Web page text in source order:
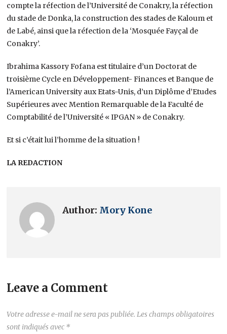
compte la réfection de l’Université de Conakry, la réfection
du stade de Donka, la construction des stades de Kaloum et
de Labé, ainsi que la réfection de la ‘Mosquée Fayçal de
Conakry’.
Ibrahima Kassory Fofana est titulaire d’un Doctorat de
troisième Cycle en Développement- Finances et Banque de
l’American University aux Etats-Unis, d’un Diplôme d’Etudes
Supérieures avec Mention Remarquable de la Faculté de
Comptabilité de l’Université « IPGAN » de Conakry.
Et si c’était lui l’homme de la situation !
LA REDACTION
Author: Mory Kone
Leave a Comment
Votre adresse e-mail ne sera pas publiée. Les champs obligatoires
sont indiqués avec *